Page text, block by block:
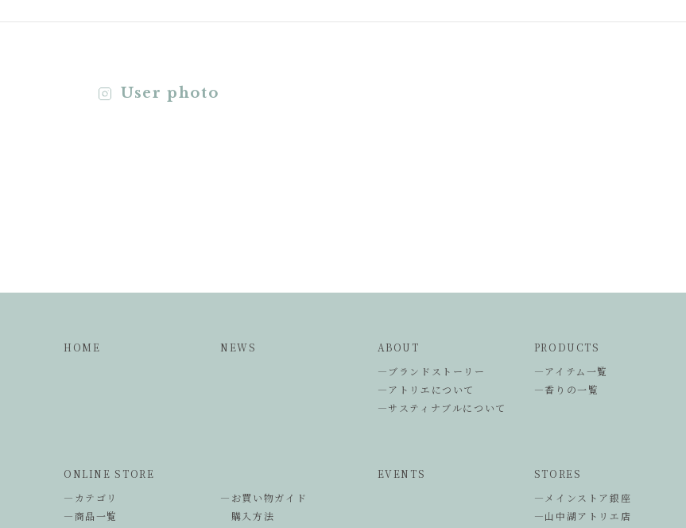
User photo
HOME NEWS
ABOUT
―ブランドストーリー
―アトリエについて
―サスティナブルについて
PRODUCTS
―アイテム一覧
―香りの一覧
ONLINE STORE
―カテゴリ
―商品一覧
―お買い物ガイド
購入方法
EVENTS
STORES
―メインストア銀座
―山中湖アトリエ店